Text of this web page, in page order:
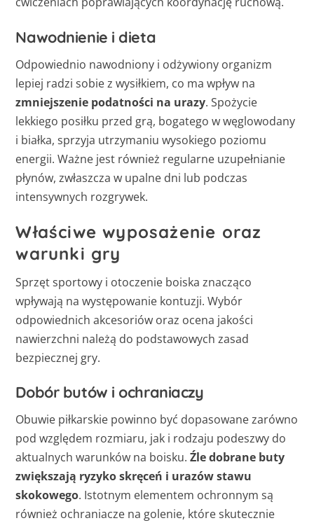
Nawodnienie i dieta
Odpowiednio nawodniony i odżywiony organizm
lepiej radzi sobie z wysiłkiem, co ma wpływ na
zmniejszenie podatności na urazy. Spożycie
lekkiego posiłku przed grą, bogatego w węglowodany
i białka, sprzyja utrzymaniu wysokiego poziomu
energii. Ważne jest również regularne uzupełnianie
płynów, zwłaszcza w upalne dni lub podczas
intensywnych rozgrywek.
Właściwe wyposażenie oraz
warunki gry
Sprzęt sportowy i otoczenie boiska znacząco
wpływają na występowanie kontuzji. Wybór
odpowiednich akcesoriów oraz ocena jakości
nawierzchni należą do podstawowych zasad
bezpiecznej gry.
Dobór butów i ochraniaczy
Obuwie piłkarskie powinno być dopasowane zarówno
pod względem rozmiaru, jak i rodzaju podeszwy do
aktualnych warunków na boisku.Źle dobrane buty
zwiększają ryzyko skręceń i urazów stawu
skokowego. Istotnym elementem ochronnym są
również ochraniacze na golenie, które skutecznie